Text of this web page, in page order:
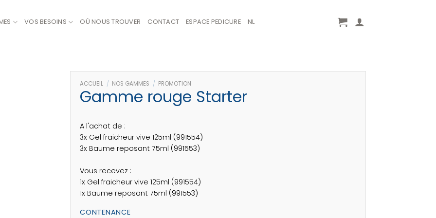
VOS BESOINS OÙ NOUS TROUVER CONTACT ESPACE PEDICURE NL
ACCUEIL / NOS GAMMES / PROMOTION
Gamme rouge Starter
A l'achat de :
3x Gel fraicheur vive 125ml (991554)
3x Baume reposant 75ml (991553)
Vous recevez :
1x Gel fraicheur vive 125ml (991554)
1x Baume reposant 75ml (991553)
CONTENANCE